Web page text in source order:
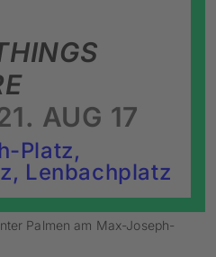
AUG 17
Platz,
Lenbachplatz
Palmen am Max-Joseph-